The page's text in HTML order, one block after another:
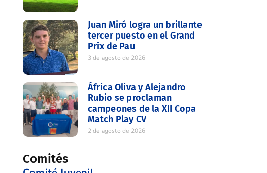
Juan Miró logra un brillante
tercer puesto en el Grand
Prix de Pau
3 de agosto de 2026
África Oliva y Alejandro
Rubio se proclaman
campeones de la XII Copa
Match Play CV
2 de agosto de 2026
Comités